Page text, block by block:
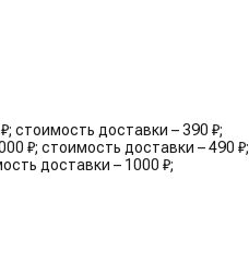
стоимость доставки – 390 ₽;
₽; стоимость доставки – 490 ₽;
доставки – 1000 ₽;